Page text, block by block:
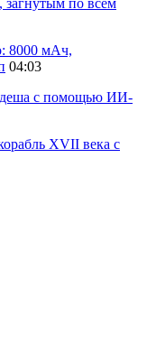
8000 мАч,
04:03
с помощью ИИ-
XVII века с